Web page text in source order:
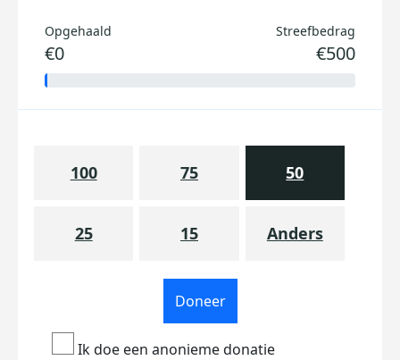
Opgehaald
€0
Streefbedrag
€500
100 75 50
25 15 Anders
Doneer
Ik doe een anonieme donatie